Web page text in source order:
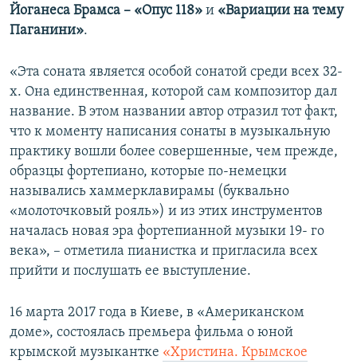
Йоганеса Брамса – «Опус 118» и «Вариации на тему
Паганини».
«Эта соната является особой сонатой среди всех 32-
х. Она единственная, которой сам композитор дал
название. В этом названии автор отразил тот факт,
что к моменту написания сонаты в музыкальную
практику вошли более совершенные, чем прежде,
образцы фортепиано, которые по-немецки
назывались хаммерклавирамы (буквально
«молоточковый рояль») и из этих инструментов
началась новая эра фортепианной музыки 19- го
века», – отметила пианистка и пригласила всех
прийти и послушать ее выступление.
16 марта 2017 года в Киеве, в «Американском
доме», состоялась премьера фильма о юной
крымской музыкантке «Христина. Крымское